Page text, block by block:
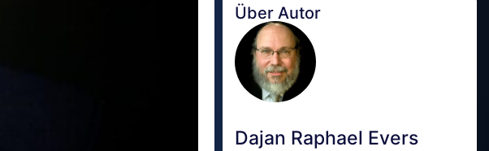
Über Autor
Dajan Raphael Evers